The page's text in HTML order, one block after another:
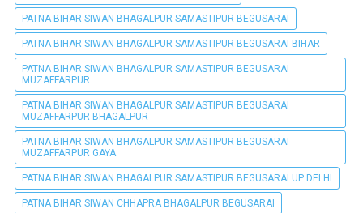
PATNA BIHAR SIWAN BHAGALPUR SAMASTIPUR BEGUSARAI
PATNA BIHAR SIWAN BHAGALPUR SAMASTIPUR BEGUSARAI BIHAR
PATNA BIHAR SIWAN BHAGALPUR SAMASTIPUR BEGUSARAI
MUZAFFARPUR
PATNA BIHAR SIWAN BHAGALPUR SAMASTIPUR BEGUSARAI
MUZAFFARPUR BHAGALPUR
PATNA BIHAR SIWAN BHAGALPUR SAMASTIPUR BEGUSARAI
MUZAFFARPUR GAYA
PATNA BIHAR SIWAN BHAGALPUR SAMASTIPUR BEGUSARAI UP DELHI
PATNA BIHAR SIWAN CHHAPRA BHAGALPUR BEGUSARAI